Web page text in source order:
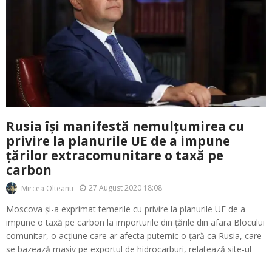
Rusia își manifestă nemulțumirea cu
privire la planurile UE de a impune
țărilor extracomunitare o taxă pe
carbon
Mircea Olteanu 27 August 2020 18:08
Moscova și-a exprimat temerile cu privire la planurile UE de a
impune o taxă pe carbon la importurile din țările din afara Blocului
comunitar, o acțiune care ar afecta puternic o țară ca Rusia, care
se bazează masiv pe exportul de hidrocarburi, relatează site-ul